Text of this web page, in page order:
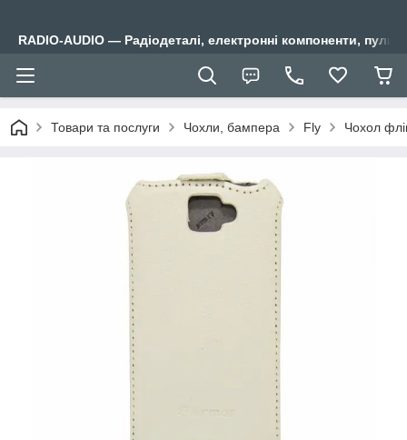
RADIO-AUDIO — Радіодеталі, електронні компоненти,
Товари та послуги Чохли, бампера Fly Чохол